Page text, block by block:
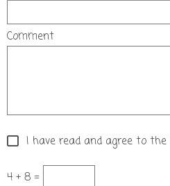
Comment
I have read and agree to the
4 + 8 =